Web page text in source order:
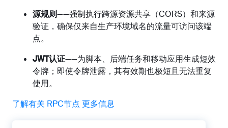
源规则——强制执行跨源资源共享（CORS）和来源
验证，确保仅来自生产环境域名的流量可访问该端
点。
JWT认证——为脚本、后端任务和移动应用生成短效
令牌；即使令牌泄露，其有效期也极短且无法重复
使用。
了解有关 RPC节点 更多信息